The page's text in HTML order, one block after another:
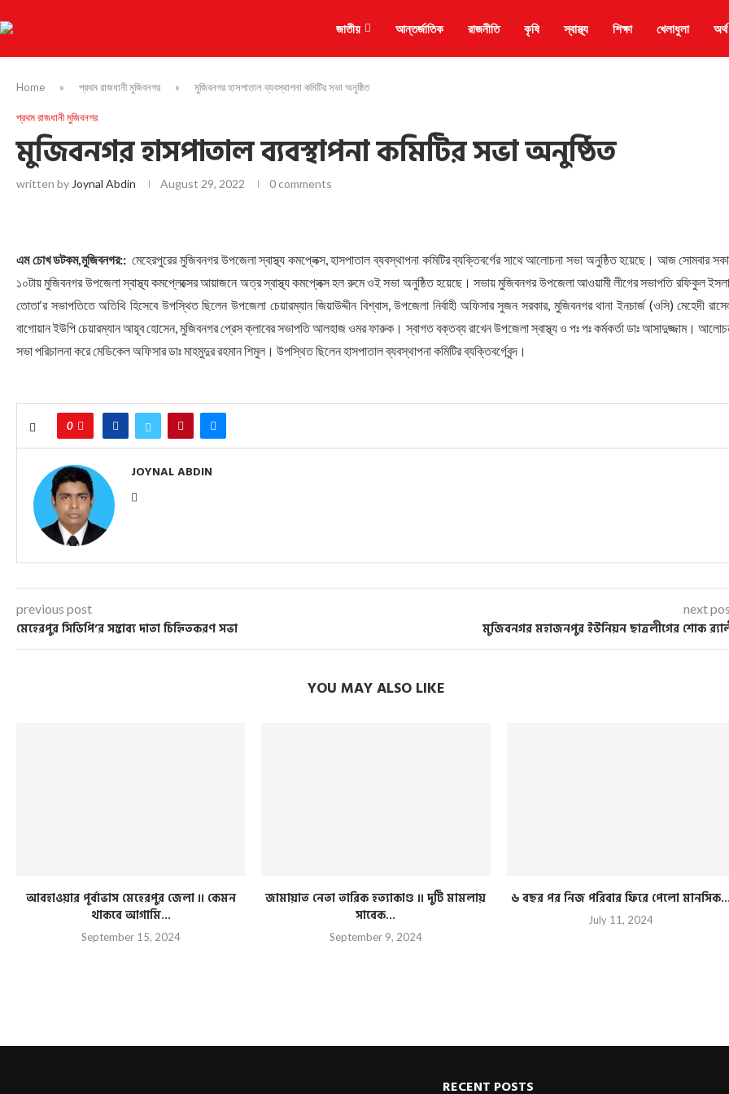
জাতীয় আন্তর্জাতিক রাজনীতি কৃষি স্বাস্থ্য শিক্ষা খেলাধুলা
Home » প্রথম রাজধানী মুজিবনগর » মুজিবনগর হাসপাতাল ব্যবস্থাপনা কমিটির সভা অনুষ্ঠিত
প্রথম রাজধানী মুজিবনগর
মুজিবনগর হাসপাতাল ব্যবস্থাপনা কমিটির সভা অনুষ্ঠিত
written by Joynal Abdin August 29, 2022 0 comments
এম চোখ ডটকম,মুজিবনগর:: মেহেরপুরের মুজিবনগর উপজেলা স্বাস্থ্য কমপ্লেক্স, হাসপাতাল ব্যবস্থাপনা কমিটির ব্যক্তিবর্গের সাথে আলোচনা সভা অনুষ্ঠিত হয়েছে। আজ সোমবার
১০টায় মুজিবনগর উপজেলা স্বাস্থ্য কমপ্লেক্সের আয়াজনে অত্র স্বাস্থ্য কমপ্লেক্স হল রুমে ওই সভা অনুষ্ঠিত হয়েছে। সভায় মুজিবনগর উপজেলা আওয়ামী লীগের সভাপতি রফিকুল
তোতা‘র সভাপতিতে অতিথি হিসেবে উপস্থিত ছিলেন উপজেলা চেয়ারম্যান জিয়াউদ্দীন বিশ্বাস, উপজেলা নির্বাহী অফিসার সুজন সরকার, মুজিবনগর থানা ইনচার্জ (ওসি) মেহেদী
বাগোয়ান ইউপি চেয়ারম্যান আয়ূব হোসেন, মুজিবনগর প্রেস ক্লাবের সভাপতি আলহাজ ওমর ফারুক। স্বাগত বক্তব্য রাখেন উপজেলা স্বাস্থ্য ও পঃ পঃ কর্মকর্তা ডাঃ আসাদুজ্জাম।
সভা পরিচালনা করে মেডিকেল অফিসার ডাঃ মাহমুদুর রহমান শিমুল। উপস্থিত ছিলেন হাসপাতাল ব্যবস্থাপনা কমিটির ব্যক্তিবর্গেবৃন্দ।
0
JOYNAL ABDIN
previous post
মেহেরপুর সিডিপি’র সম্ভাব্য দাতা চিহিৃতকরণ সভা
next
মুজিবনগর মহাজনপুর ইউনিয়ন ছাত্রলীগের শোক
YOU MAY ALSO LIKE
আবহাওয়ার পূর্বাভাস মেহেরপুর জেলা ।। কেমন
থাকবে আগামি...
September 15, 2024
জামায়াত নেতা তারিক হত্যাকাণ্ড ।। দুটি মামলায়
সাবেক...
September 9, 2024
৬ বছর পর নিজ পরিবার ফিরে পেলো মানসিক...
July 11, 2024
RECENT POSTS